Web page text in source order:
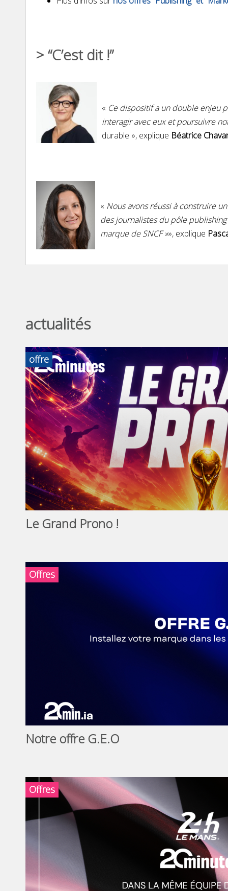
> “C’est dit !”
« Ce dispositif a un double enjeu
interagir avec eux et poursuivre
durable », explique Béatrice
« Nous avons réussi à construire
des journalistes du pôle
marque de SNCF »», explique
actualités
offre
Le Grand Prono !
Offres
Notre offre G.E.O
Offres